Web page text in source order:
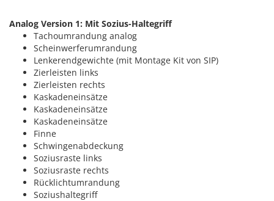
Analog Version 1: Mit Sozius-Haltegriff
Tachoumrandung analog
Scheinwerferumrandung
Lenkerendgewichte (mit Montage Kit von SIP)
Zierleisten links
Zierleisten rechts
Kaskadeneinsätze
Kaskadeneinsätze
Kaskadeneinsätze
Finne
Schwingenabdeckung
Soziusraste links
Soziusraste rechts
Rücklichtumrandung
Soziushaltegriff